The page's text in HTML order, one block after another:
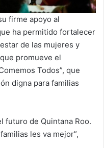
firme apoyo al
ha permitido fortalecer
de las mujeres y
promueve el
Todos”, que
digna para familias
futuro de Quintana Roo.
les va mejor”,